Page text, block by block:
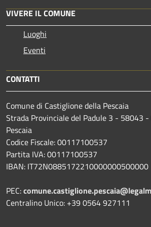
VIVERE IL COMUNE
Luoghi
Eventi
CONTATTI
Comune di Castiglione della Pescaia
Strada Provinciale del Padule 3 - 58043
Pescaia
Codice Fiscale: 00117100537
Partita IVA: 00117100537
IBAN: IT72N0885172210000000500000
PEC:
Centralino Unico: +39 0564 927111